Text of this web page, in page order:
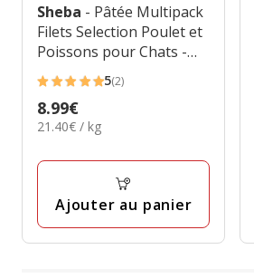
Sheba - Pâtée Multipack
Filets Selection Poulet et
Poissons pour Chats -
6x60g
5
étoiles
avec
2
5(2)
Prix
8.99€
8.99€
21.40€
Kg
21.40€ / kg
Ajouter au panier